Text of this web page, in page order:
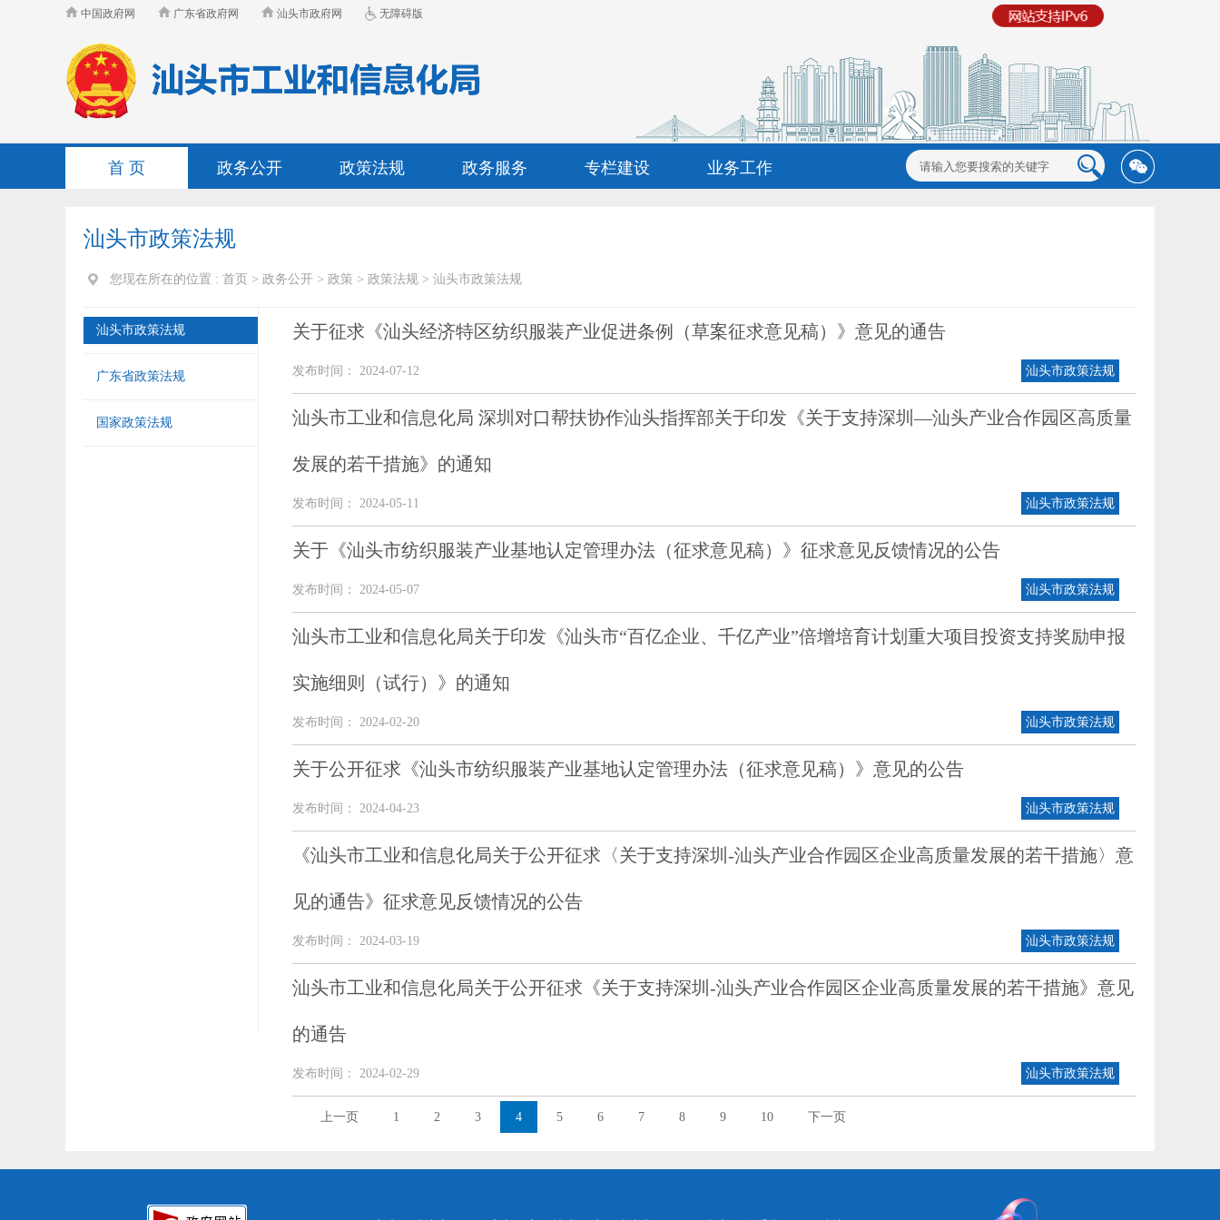
中国政府网 广东省政府网 汕头市政府网 无障碍版
首 页 政务公开 政策法规 政务服务 专栏建设 业务工作
汕头市政策法规
您现在所在的位置 : 首页 > 政务公开 > 政策 > 政策法规 > 汕头市政策法规
汕头市政策法规
广东省政策法规
国家政策法规
关于征求《汕头经济特区纺织服装产业促进条例（草案征求意见稿）》意见的通告
发布时间： 2024-07-12 汕头市政策法规
汕头市工业和信息化局 深圳对口帮扶协作汕头指挥部关于印发《关于支持深圳—汕头产业合作园区高质量
发展的若干措施》的通知
发布时间： 2024-05-11 汕头市政策法规
关于《汕头市纺织服装产业基地认定管理办法（征求意见稿）》征求意见反馈情况的公告
发布时间： 2024-05-07 汕头市政策法规
汕头市工业和信息化局关于印发《汕头市“百亿企业、千亿产业”倍增培育计划重大项目投资支持奖励申报
实施细则（试行）》的通知
发布时间： 2024-02-20 汕头市政策法规
关于公开征求《汕头市纺织服装产业基地认定管理办法（征求意见稿）》意见的公告
发布时间： 2024-04-23 汕头市政策法规
《汕头市工业和信息化局关于公开征求〈关于支持深圳-汕头产业合作园区企业高质量发展的若干措施〉意
见的通告》征求意见反馈情况的公告
发布时间： 2024-03-19 汕头市政策法规
汕头市工业和信息化局关于公开征求《关于支持深圳-汕头产业合作园区企业高质量发展的若干措施》意见
的通告
发布时间： 2024-02-29 汕头市政策法规
上一页 1 2 3 4 5 6 7 8 9 10 下一页